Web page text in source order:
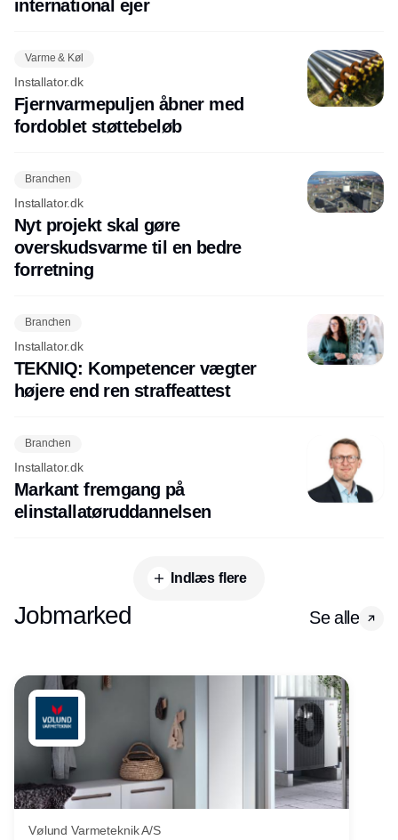
international ejer
Varme & Køl
Installator.dk
Fjernvarmepuljen åbner med
fordoblet støttebeløb
Branchen
Installator.dk
Nyt projekt skal gøre
overskudsvarme til en bedre
forretning
Branchen
Installator.dk
TEKNIQ: Kompetencer vægter
højere end ren straffeattest
Branchen
Installator.dk
Markant fremgang på
elinstallatøruddannelsen
Indlæs flere
Jobmarked Se alle
Vølund Varmeteknik A/S